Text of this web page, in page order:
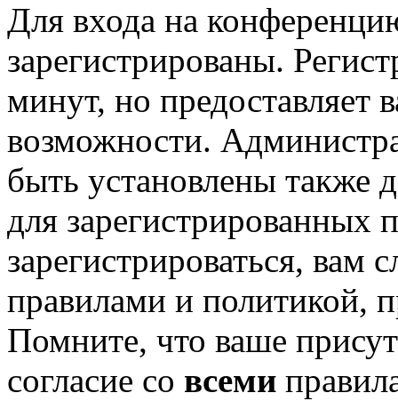
Для входа на
зарегистрированы.
минут, но предоставляет
возможности.
быть установлены также
для зарегистрированных
зарегистрироваться, вам
правилами и политикой,
Помните, что ваше
согласие со всеми